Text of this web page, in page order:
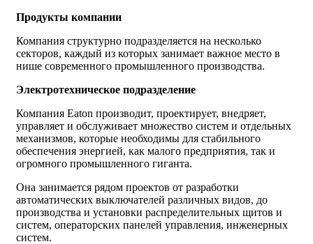
Продукты компании
Компания структурно подразделяется на несколько
секторов, каждый из которых занимает важное место в
нише современного промышленного производства.
Электротехническое подразделение
Компания Eaton производит, проектирует, внедряет,
управляет и обслуживает множество систем и отдельных
механизмов, которые необходимы для стабильного
обеспечения энергией, как малого предприятия, так и
огромного промышленного гиганта.
Она занимается рядом проектов от разработки
автоматических выключателей различных видов, до
производства и установки распределительных щитов и
систем, операторских панелей управления, инженерных
систем.